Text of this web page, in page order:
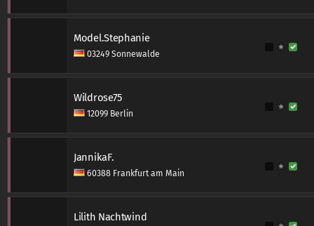
Model.Stephanie
03249 Sonnewalde
Wildrose75
12099 Berlin
JannikaF.
60388 Frankfurt am Main
Lilith Nachtwind